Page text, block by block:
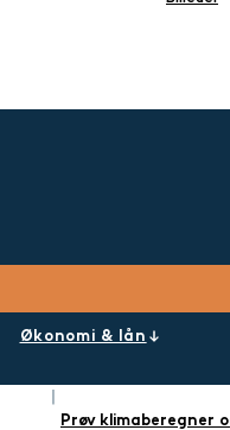
Økonomi & lån
Prøv klimaberegner